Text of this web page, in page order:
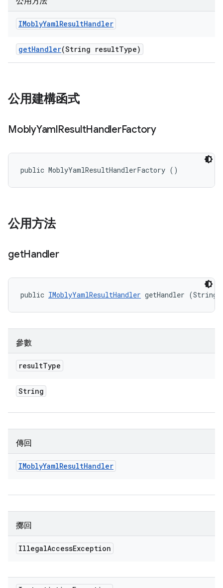
IMoblyYamlResultHandler
getHandler(String resultType)
公用建構函式
MoblyYamlResultHandlerFactory
public MoblyYamlResultHandlerFactory ()
公用方法
getHandler
public IMoblyYamlResultHandler getHandler (String
參數
resultType
String
傳回
IMoblyYamlResultHandler
擲回
IllegalAccessException